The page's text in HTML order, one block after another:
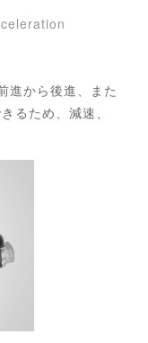
進から後進、また
るため、減速、